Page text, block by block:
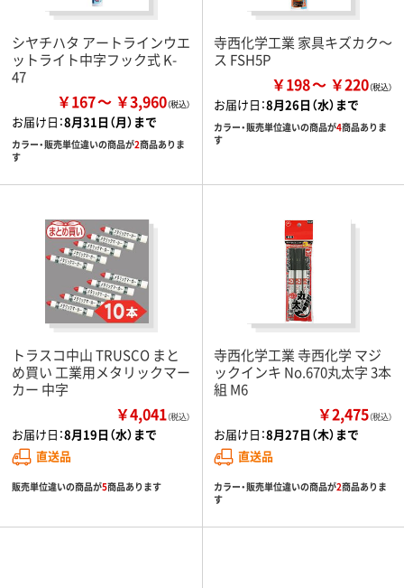
シヤチハタ アートラインウエ
ットライト中字フック式 K-
47
￥167 ￥3,960
お届け日：8月31日（月）まで
カラー・販売単位違いの商品が2商品ありま
す
寺西化学工業 家具キズカク～
ス FSH5P
￥198 ￥220
お届け日：8月26日（水）まで
カラー・販売単位違いの商品が4商品ありま
す
トラスコ中山 TRUSCO まと
め買い 工業用メタリックマー
カー 中字
￥4,041（税込）
お届け日：8月19日（水）まで
直送品
販売単位違いの商品が5商品あります
寺西化学工業 寺西化学 マジ
ックインキ No.670丸太字 3本
組 M6
￥2,475（税込）
お届け日：8月27日（木）まで
直送品
カラー・販売単位違いの商品が2商品ありま
す